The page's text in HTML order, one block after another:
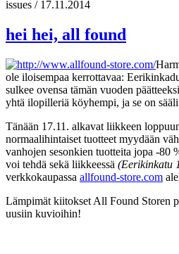
issues / 17.11.2014
hei hei, all found
ole iloisempaa kerrottavaa:
sulkee ovensa tämän vuoden
yhtä ilopilleriä köyhempi, ja se on sääli
Tänään 17.11. alkavat liikkeen
normaalihintaiset tuotteet myydään
vanhojen sesonkien tuotteita jopa -80
voi tehdä sekä liikkeessä (Eerikinkatu
verkkokaupassa allfound-store.com
Lämpimät kiitokset All Found Storen
uusiin kuvioihin!